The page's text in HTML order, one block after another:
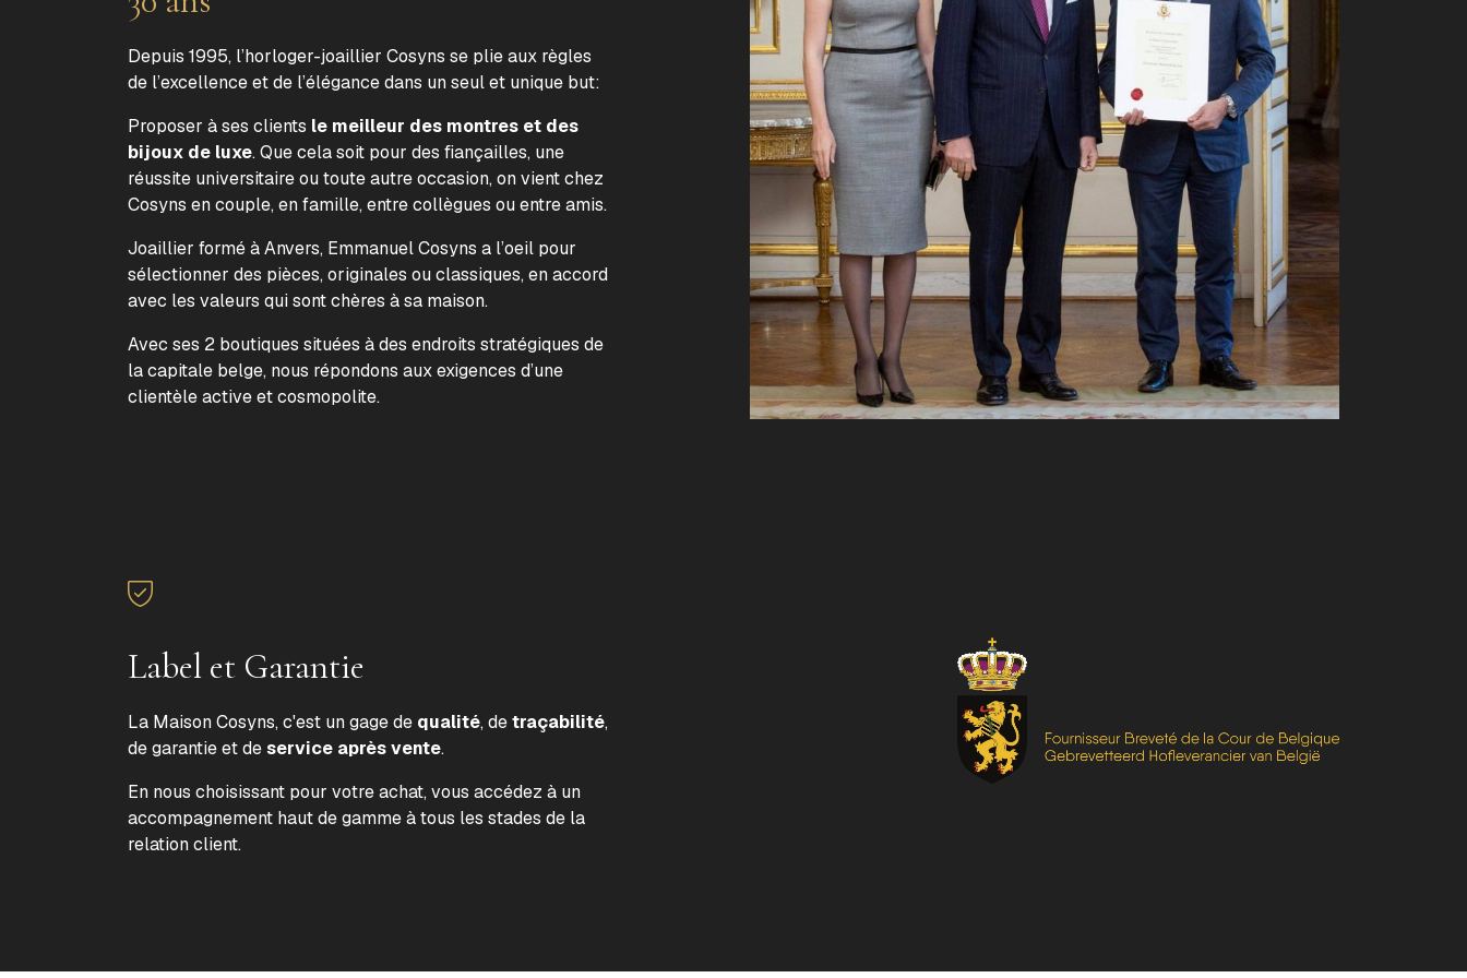
Depuis 1995, l’horloger-joaillier Cosyns se plie aux règles
de l’excellence et de l’élégance dans un seul et unique but:
Proposer à ses clients le meilleur des montres et des
bijoux de luxe. Que cela soit pour des fiançailles, une
réussite universitaire ou toute autre occasion, on vient chez
Cosyns en couple, en famille, entre collègues ou entre amis.
Joaillier formé à Anvers, Emmanuel Cosyns a l’oeil pour
sélectionner des pièces, originales ou classiques, en accord
avec les valeurs qui sont chères à sa maison.
Avec ses 2 boutiques situées à des endroits stratégiques de
la capitale belge, nous répondons aux exigences d’une
clientèle active et cosmopolite.
Label et Garantie
La Maison Cosyns, c'est un gage de qualité, detraçabilité,
de garantie et deservice après vente.
En nous choisissant pour votre achat, vous accédez à un
accompagnement haut de gamme à tous les stades de la
relation client.